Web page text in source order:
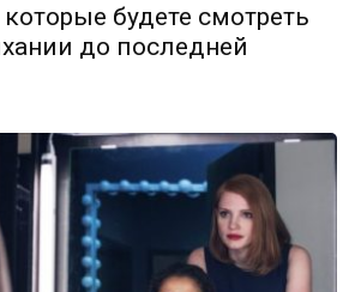
будете смотреть
до последней